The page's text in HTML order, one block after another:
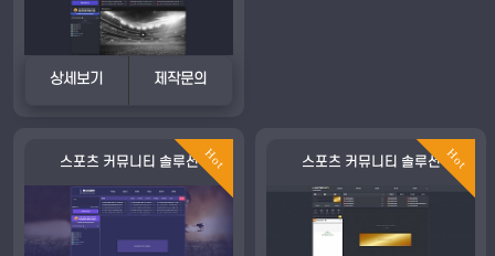
상세보기 제작문의
Hot
스포츠 커뮤니티 솔루션 Hot
스포츠 커뮤니티 솔루션